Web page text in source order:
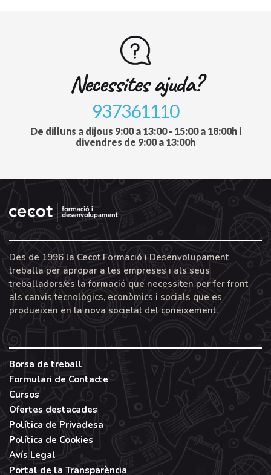
Necessites ajuda?
937361110
De dilluns a dijous 9:00 a 13:00 - 15:00 a 18:00h i
divendres de 9:00 a 13:00h
Des de 1996 la Cecot Formació i Desenvolupament
treballa per apropar a les empreses i als seus
treballadors/es la formació que necessiten per fer front
als canvis tecnològics, econòmics i socials que es
produeixen en la nova societat del coneixement.
Borsa de treball
Formulari de Contacte
Cursos
Ofertes destacades
Política de Privadesa
Política de Cookies
Avís Legal
Portal de la Transparència